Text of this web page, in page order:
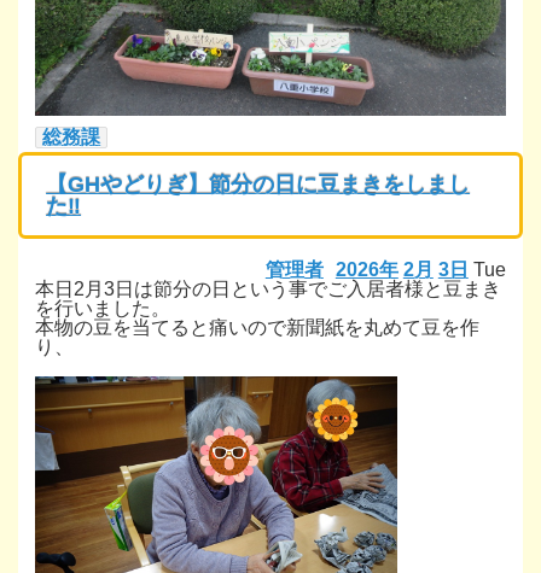
総務課
【GHやどりぎ】節分の日に豆まきをしまし
た‼
2026年 2月 3日 Tue
管理者
本日2月3日は節分の日という事でご入居者様と豆まき
を行いました。
本物の豆を当てると痛いので新聞紙を丸めて豆を作
り、